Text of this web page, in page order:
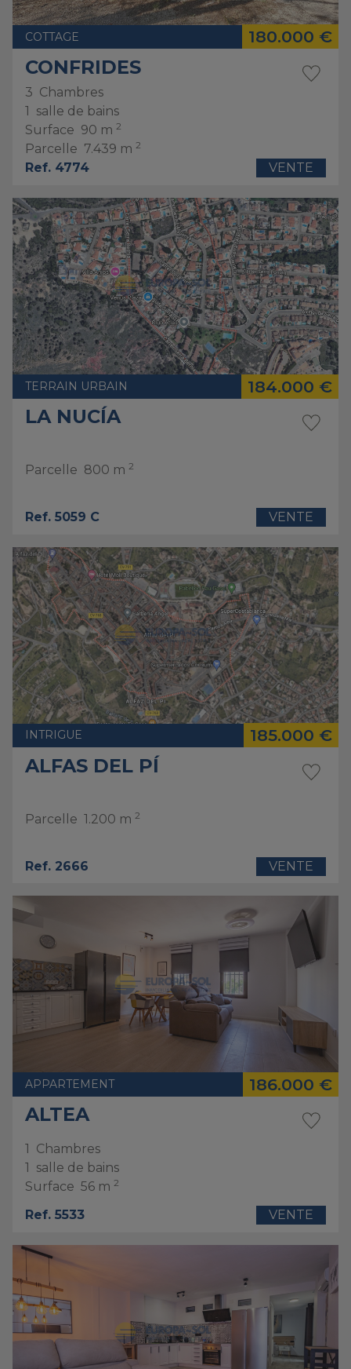
COTTAGE 180.000 €
CONFRIDES
3 Chambres
1
salle de bains
Surface 90 m 2
Parcelle 7.439 m 2
Ref. 4774 VENTE
TERRAIN URBAIN 184.000 €
LA NUCÍA
Parcelle 800 m 2
Ref. 5059 C VENTE
INTRIGUE 185.000 €
ALFAS DEL PÍ
Parcelle 1.200 m 2
Ref. 2666 VENTE
APPARTEMENT 186.000 €
ALTEA
1
Chambres
1
salle de bains
Surface 56 m 2
Ref. 5533 VENTE